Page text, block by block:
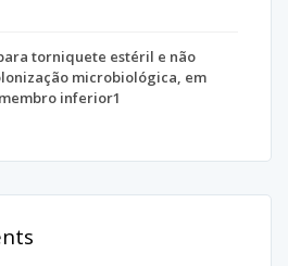
torniquete estéril e não
microbiológica, em
inferior1